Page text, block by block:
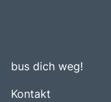
bus dich weg!
Kontakt